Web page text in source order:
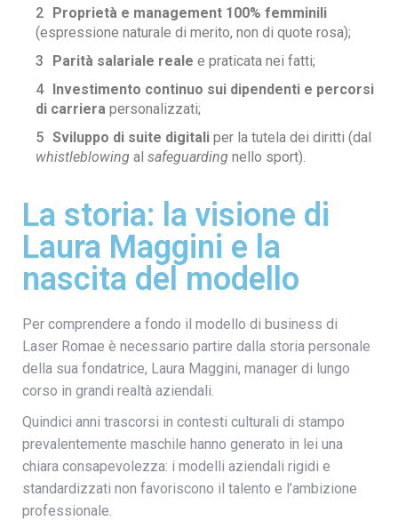
Proprietà e management 100% femminili
(espressione naturale di merito, non di quote rosa);
Parità salariale reale e praticata nei fatti;
Investimento continuo sui dipendenti e percorsi
di carriera personalizzati;
Sviluppo di suite digitali per la tutela dei diritti (dal
whistleblowing al safeguarding nello sport).
La storia: la visione di
Laura Maggini e la
nascita del modello
Per comprendere a fondo il modello di business di
Laser Romae è necessario partire dalla storia personale
della sua fondatrice, Laura Maggini, manager di lungo
corso in grandi realtà aziendali.
Quindici anni trascorsi in contesti culturali di stampo
prevalentemente maschile hanno generato in lei una
chiara consapevolezza: i modelli aziendali rigidi e
standardizzati non favoriscono il talento e l’ambizione
professionale.